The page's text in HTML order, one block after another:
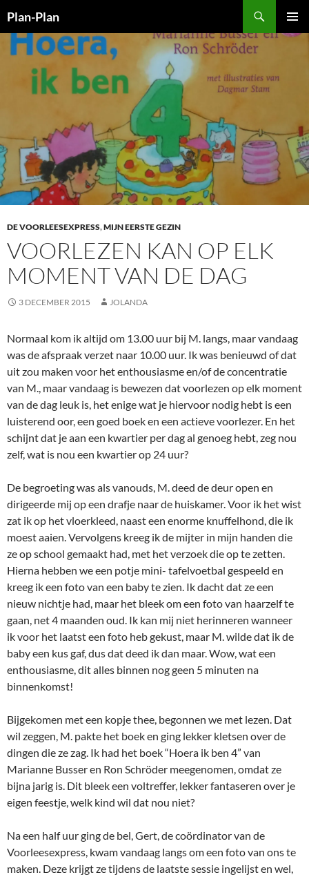
naar
inhoud
Plan-Plan
DE VOORLEESEXPRESS,MIJN EERSTE GEZIN
VOORLEZEN KAN OP ELK
MOMENT VAN DE DAG
3 DECEMBER 2015 JOLANDA
Normaal kom ik altijd om 13.00 uur bij M. langs, maar vandaag
was de afspraak verzet naar 10.00 uur. Ik was benieuwd of dat
uit zou maken voor het enthousiasme en/of de concentratie
van M., maar vandaag is bewezen dat voorlezen op elk moment
van de dag leuk is, het enige wat je hiervoor nodig hebt is een
luisterend oor, een goed boek en een actieve voorlezer. En het
schijnt dat je aan een kwartier per dag al genoeg hebt, zeg nou
zelf, wat is nou een kwartier op 24 uur?
De begroeting was als vanouds, M. deed de deur open en
dirigeerde mij op een drafje naar de huiskamer. Voor ik het wist
zat ik op het vloerkleed, naast een enorme knuffelhond, die ik
moest aaien. Vervolgens kreeg ik de mijter in mijn handen die
ze op school gemaakt had, met het verzoek die op te zetten.
Hierna hebben we een potje mini- tafelvoetbal gespeeld en
kreeg ik een foto van een baby te zien. Ik dacht dat ze een
nieuw nichtje had, maar het bleek om een foto van haarzelf te
gaan, net 4 maanden oud. Ik kan mij niet herinneren wanneer
ik voor het laatst een foto heb gekust, maar M. wilde dat ik de
baby een kus gaf, dus dat deed ik dan maar. Wow, wat een
enthousiasme, dit alles binnen nog geen 5 minuten na
binnenkomst!
Bijgekomen met een kopje thee, begonnen we met lezen. Dat
wil zeggen, M. pakte het boek en ging lekker kletsen over de
dingen die ze zag. Ik had het boek “Hoera ik ben 4” van
Marianne Busser en Ron Schröder meegenomen, omdat ze
bijna jarig is. Dit bleek een voltreffer, lekker fantaseren over je
eigen feestje, welk kind wil dat nou niet?
Na een half uur ging de bel, Gert, de coördinator van de
Voorleesexpress, kwam vandaag langs om een foto van ons te
maken. Deze krijgt ze tijdens de laatste sessie ingelijst en wel,